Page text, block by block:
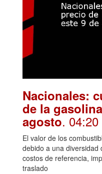
Nacionales:
de la
agosto. 04:20
El valor de los
debido a una diversidad
costos de referencia,
traslado